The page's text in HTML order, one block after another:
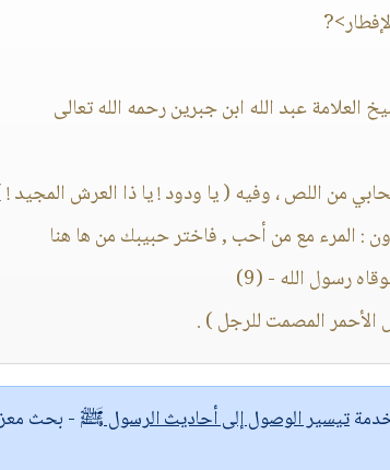
عبد الله ابن جبرين رحمه الله تعالى
من اللص ، وفيه ( يا ودود ! يا ذا العرش المجيد
: المرء مع من أحب , فاختر حبيبك من ها هنا
رسول الله - (9)
المصمت للرجل ) .
تيسير الوصول إلى أحاديث الرسول ﷺ - بحث